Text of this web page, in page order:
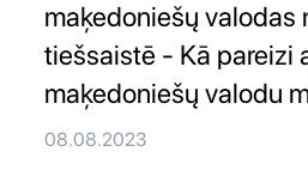
maķedoniešų valodas
tiešsaistē - Kā pareizi
maķedoniešų valodu
08.08.2023